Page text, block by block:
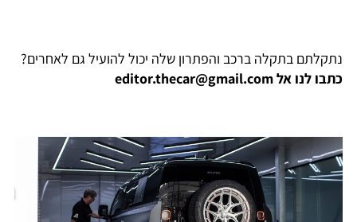
נתקלתם בתקלה ברכב והפתרון שלה יכול להועיל גם לאחרים?
כתבו לנו אל editor.thecar@gmail.com